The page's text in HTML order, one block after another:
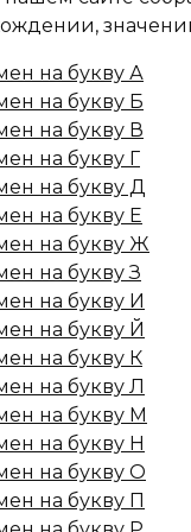
на букву А
на букву Б
на букву В
на букву Г
на букву Д
на букву Е
на букву Ж
на букву З
на букву И
на букву Й
на букву К
на букву Л
на букву М
на букву Н
на букву О
на букву П